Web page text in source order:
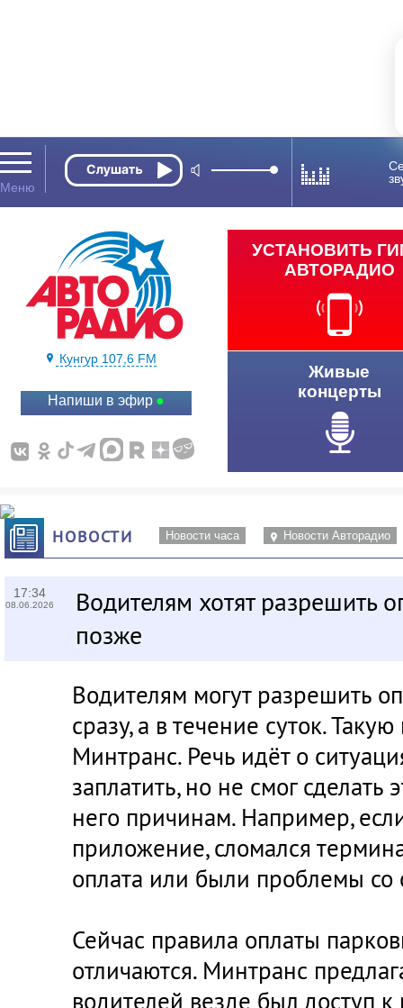
Кунгур 107,6 FM
Напиши в эфир
УСТАНОВИТЬ
АВТОРАДИО
Живые
концерты
НОВОСТИ Новости часа Новости Авторадио
17:34
08.06.2026
Водителям хотят разрешить
позже
Водителям могут разрешить
сразу, а в течение суток.
Минтранс. Речь идёт о
заплатить, но не смог
него причинам. Например,
приложение, сломался
оплата или были проблемы со
Сейчас правила оплаты
отличаются. Минтранс
водителей везде был доступ